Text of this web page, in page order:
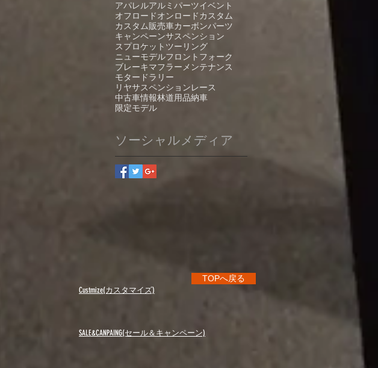
アパレルアルミパーツイベント
オフロードオンロードカスタム
カスタム販売車カーボンパーツ
キャンペーンサスペンション
スプロケット ツーリング
ニューモデルフロントフォーク
ブレーキマフラーメンテナンス
モタードラリー
リヤサスペンションレース
中古車情報林道用品納車
限定モデル
ソーシャルメディア
Custmize(カスタマイズ)
TOPへ戻る
SALE&CANPAING(セール＆キャンペーン)